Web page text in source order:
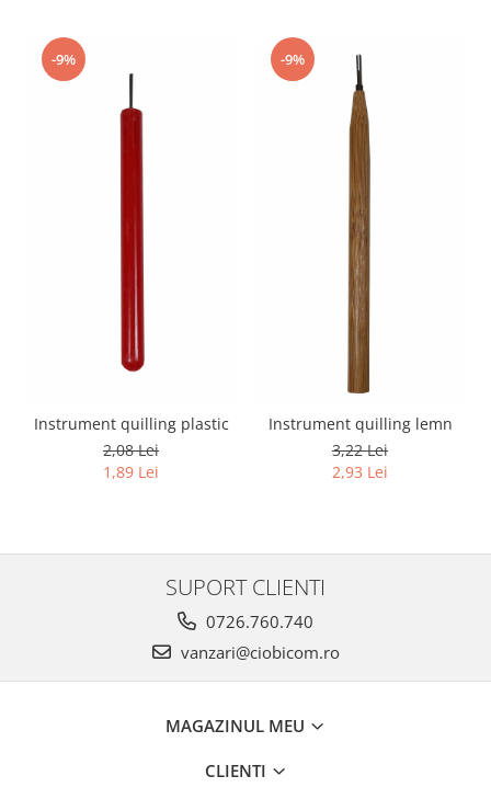
-9%
Instrument quilling plastic
2,08 Lei
1,89 Lei
-9%
Instrument quilling lemn
3,22 Lei
2,93 Lei
SUPORT CLIENTI
0726.760.740
vanzari@ciobicom.ro
MAGAZINUL MEU
CLIENTI